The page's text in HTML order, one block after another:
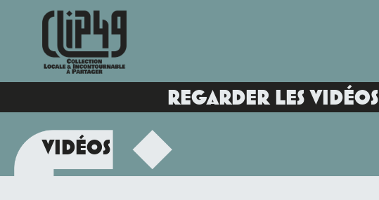
REGARDER LES VIDÉOS
VIDÉOS